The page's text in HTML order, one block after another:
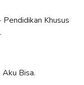
Khusus
.
Bisa.